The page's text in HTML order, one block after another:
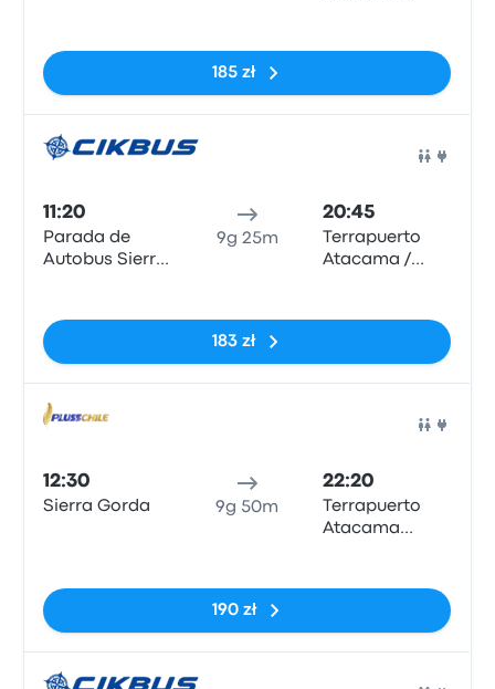
185 zł
11:20
Parada de
Autobus Sierra
9g 25m
20:45
Terrapuerto
Atacama /
183 zł
12:30
Sierra Gorda 9g 50m
22:20
Terrapuerto
Atacama
190 zł